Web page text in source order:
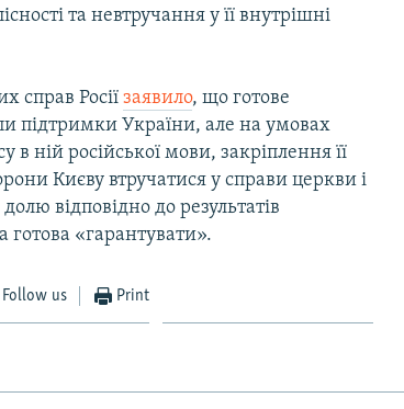
та невтручання у її внутрішні
справ Росіїзаявило, що готове
підтримки України, але на умовах
в ній російської мови, закріплення її
Києву втручатися у справи церкви і
відповідно до результатів
готова «гарантувати».
Follow us Print